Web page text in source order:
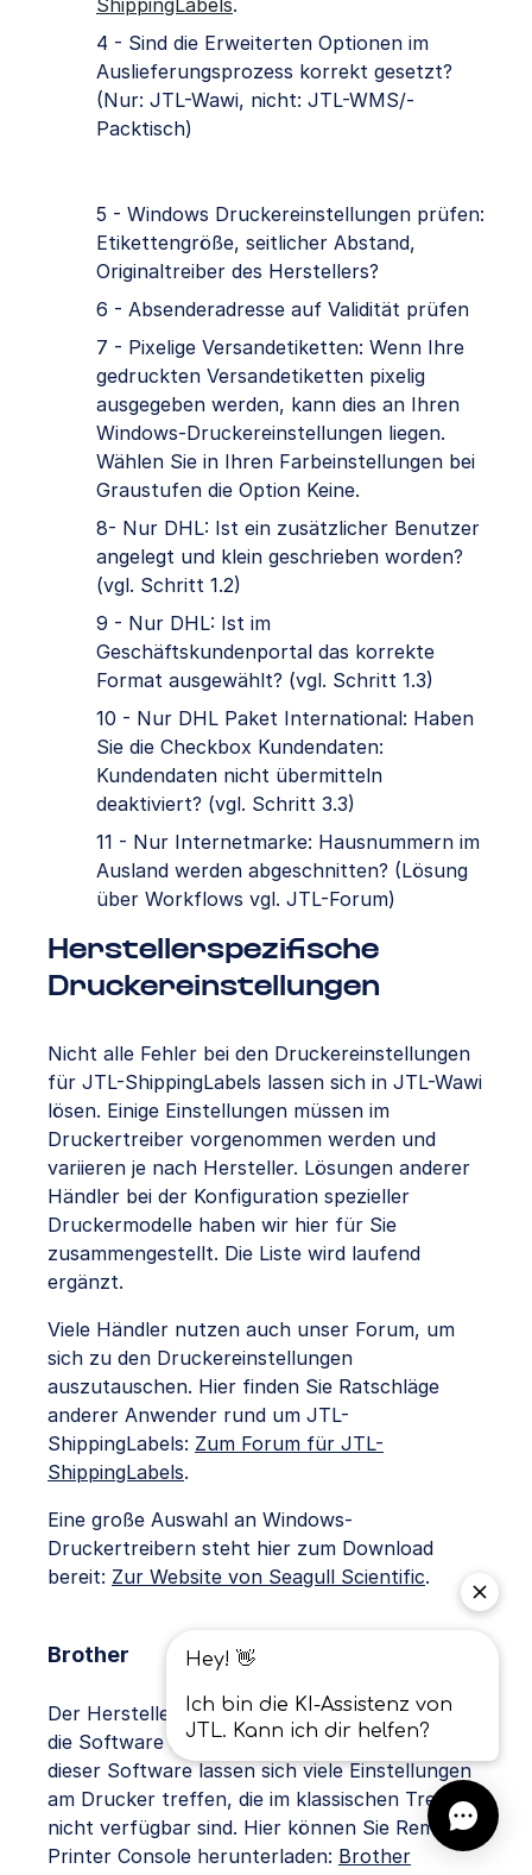
ShippingLabels.
4 - Sind die Erweiterten Optionen im
Auslieferungsprozess korrekt gesetzt?
(Nur: JTL-Wawi, nicht: JTL-WMS/-
Packtisch)
5 - Windows Druckereinstellungen prüfen:
Etikettengröße, seitlicher Abstand,
Originaltreiber des Herstellers?
6 - Absenderadresse auf Validität prüfen
7 - Pixelige Versandetiketten: Wenn Ihre
gedruckten Versandetiketten pixelig
ausgegeben werden, kann dies an Ihren
Windows-Druckereinstellungen liegen.
Wählen Sie in Ihren Farbeinstellungen bei
Graustufen die Option Keine.
8- Nur DHL: Ist ein zusätzlicher Benutzer
angelegt und klein geschrieben worden?
(vgl. Schritt 1.2)
9 - Nur DHL: Ist im
Geschäftskundenportal das korrekte
Format ausgewählt? (vgl. Schritt 1.3)
10 - Nur DHL Paket International: Haben
Sie die Checkbox Kundendaten:
Kundendaten nicht übermitteln
deaktiviert? (vgl. Schritt 3.3)
11 - Nur Internetmarke: Hausnummern im
Ausland werden abgeschnitten? (Lösung
über Workflows vgl. JTL-Forum)
Herstellerspezifische
Druckereinstellungen
Nicht alle Fehler bei den Druckereinstellungen
für JTL-ShippingLabels lassen sich in JTL-Wawi
lösen. Einige Einstellungen müssen im
Druckertreiber vorgenommen werden und
variieren je nach Hersteller. Lösungen anderer
Händler bei der Konfiguration spezieller
Druckermodelle haben wir hier für Sie
zusammengestellt. Die Liste wird laufend
ergänzt.
Viele Händler nutzen auch unser Forum, um
sich zu den Druckereinstellungen
auszutauschen. Hier finden Sie Ratschläge
anderer Anwender rund um JTL-
ShippingLabels: Zum Forum für JTL-
ShippingLabels.
Eine große Auswahl an Windows-
Druckertreibern steht hier zum Download
bereit: Zur Website von Seagull Scientific.
Brother
Der Hersteller Brother bietet für seine Drucker
die SoftwareRemote Printer Console . Mit
dieser Software lassen sich viele Einstellungen
am Drucker treffen, die im klassischen Treiber
nicht verfügbar sind. Hier können Sie Remote
Printer Console herunterladen: Brother